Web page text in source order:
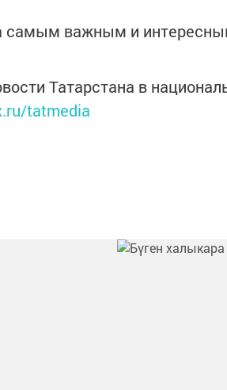
самым важным и
Татарстана в
tatmedia